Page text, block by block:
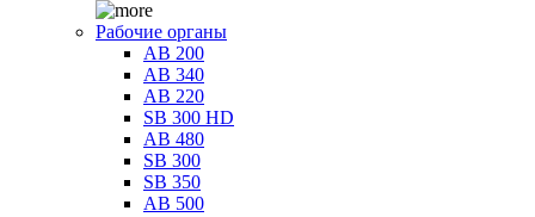
Рабочие органы
AB 200
AB 340
AB 220
SB 300 HD
AB 480
SB 300
SB 350
AB 500